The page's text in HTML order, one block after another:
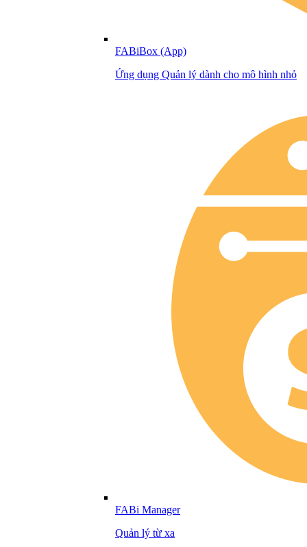
FABiBox (App)
Ứng dụng Quản lý dành cho mô hình nhỏ
FABi Manager
Quản lý từ xa